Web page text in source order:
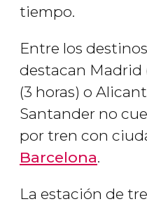
tiempo.
Entre los
destacan Madrid
(3 horas) o
Santander no
por tren con
Barcelona.
La estación de